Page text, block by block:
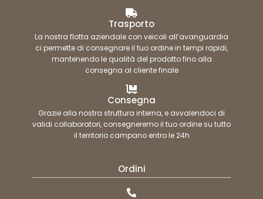
Trasporto
La nostra flotta aziendale con veicoli all’avanguardia
ci permette di consegnare il tuo ordine in tempi rapidi,
mantenendo le qualità del prodotto fino alla
consegna al cliente finale
Consegna
Grazie alla nostra struttura interna, e avvalendoci di
validi collaboratori, consegneremo il tuo ordine su tutto
il territorio campano entro le 24h
Ordini